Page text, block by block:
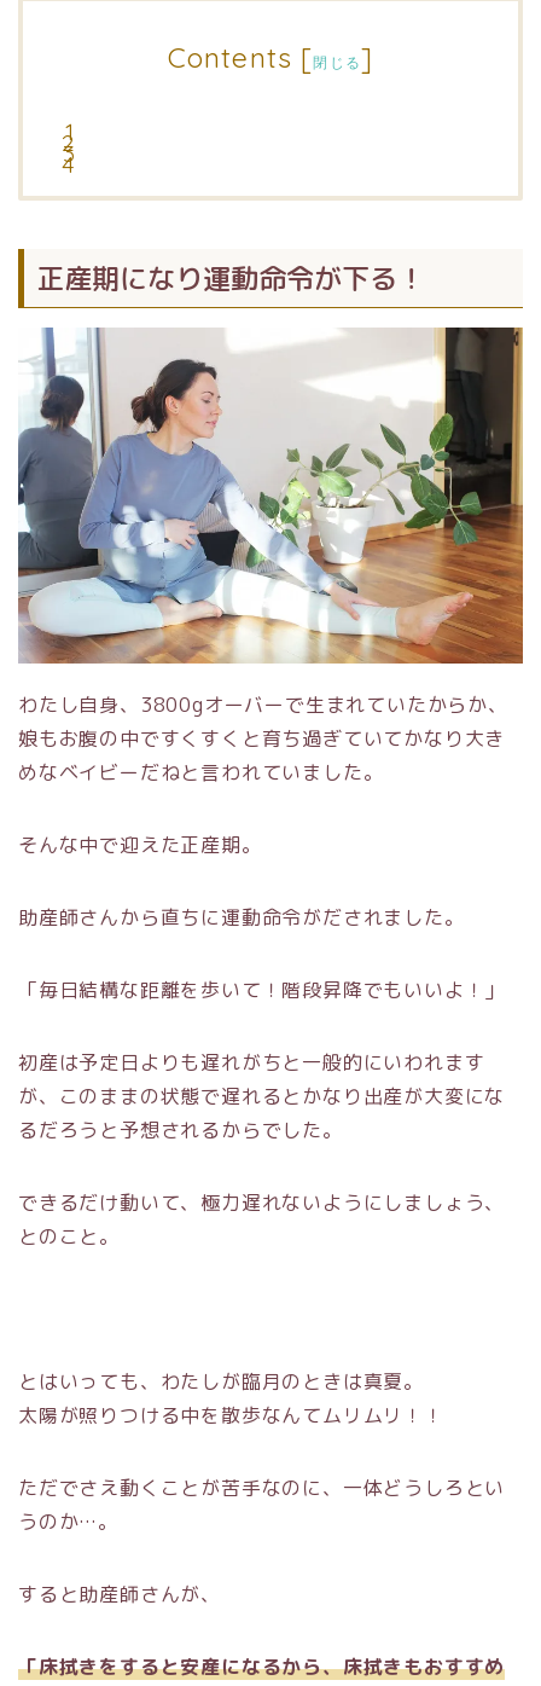
Contents [閉じる]
正産期になり運動命令が下る！
わたし自身、3800gオーバーで生まれていたからか、
娘もお腹の中ですくすくと育ち過ぎていてかなり大き
めなベイビーだねと言われていました。
そんな中で迎えた正産期。
助産師さんから直ちに運動命令がだされました。
「毎日結構な距離を歩いて！階段昇降でもいいよ！」
初産は予定日よりも遅れがちと一般的にいわれます
が、このままの状態で遅れるとかなり出産が大変にな
るだろうと予想されるからでした。
できるだけ動いて、極力遅れないようにしましょう、
とのこと。
とはいっても、わたしが臨月のときは真夏。
太陽が照りつける中を散歩なんてムリムリ！！
ただでさえ動くことが苦手なのに、一体どうしろとい
うのか…。
すると助産師さんが、
「床拭きをすると安産になるから、床拭きもおすすめ